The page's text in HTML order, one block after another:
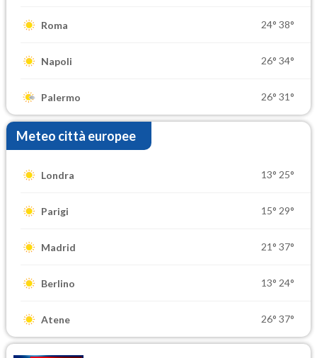
Roma 24° 38°
Napoli 26° 34°
Palermo 26° 31°
Meteo città europee
Londra 13° 25°
Parigi 15° 29°
Madrid 21° 37°
Berlino 13° 24°
Atene 26° 37°